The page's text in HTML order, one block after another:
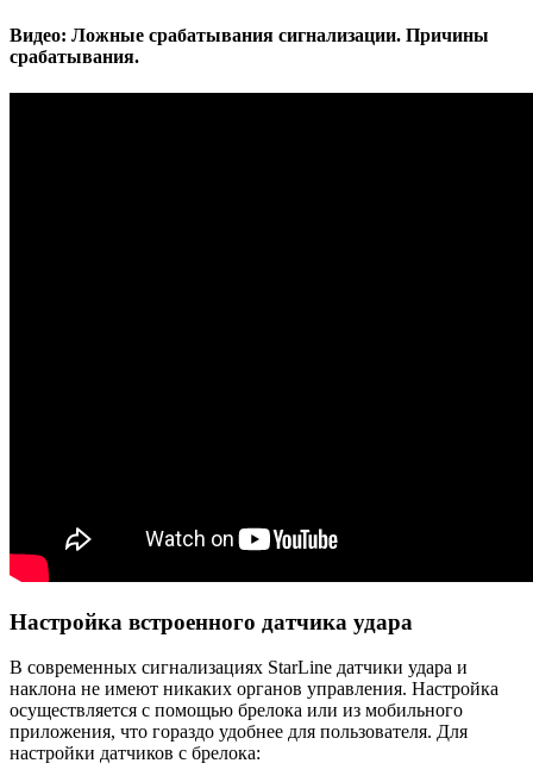
Видео: Ложные срабатывания сигнализации. Причины
срабатывания.
Настройка встроенного датчика удара
В современных сигнализациях StarLine датчики удара и
наклона не имеют никаких органов управления. Настройка
осуществляется с помощью брелока или из мобильного
приложения, что гораздо удобнее для пользователя. Для
настройки датчиков с брелока: